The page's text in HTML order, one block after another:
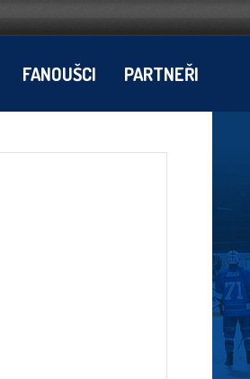
FANOUŠCI PARTNEŘI